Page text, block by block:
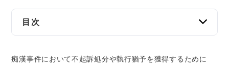
資金調達
企業法務
目次
らい？犯罪形態ごとの違いと額に影響する事柄
痴漢事件において不起訴処分や執行猶予を獲得するために